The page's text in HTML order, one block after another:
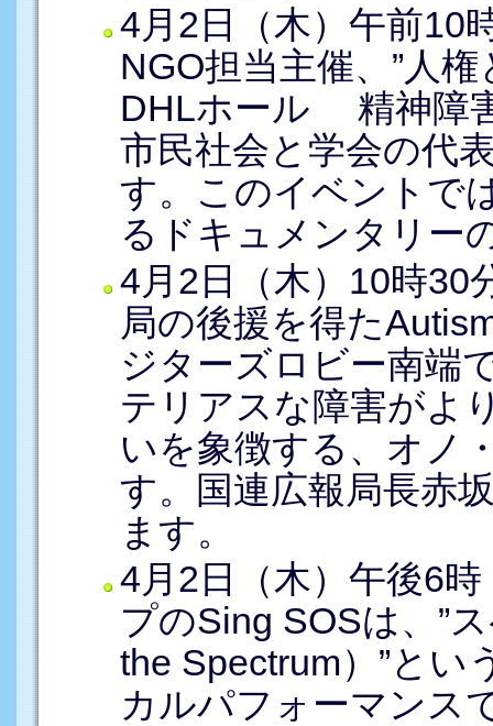
4月2日（木）午前
NGO担当主催、”人
DHLホール 精神障
市民社会と学会の代
す。このイベントで
るドキュメンタリー
4月2日（木）10時
局の後援を得た
ジターズロビー南端
テリアスな障害がよ
いを象徴する、オノ
す。国連広報局長赤
ます。
4月2日（木）午後6
プのSing SOSは、”
the Spectrum）”とい
カルパフォーマンス